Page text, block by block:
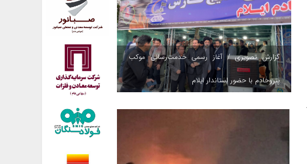
گزارش تصویری / آغاز رسمی خدمت‌رسانی موکب
پتروخادم با حضور استاندار ایلام